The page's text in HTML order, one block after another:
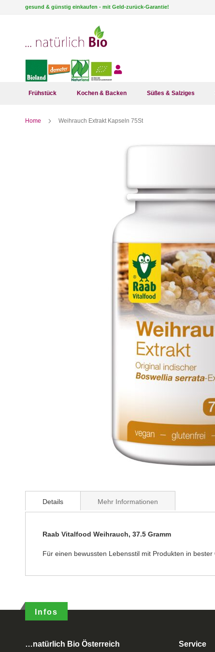
Direkt
gesund & günstig einkaufen - mit Geld-zurück-Garantie!
Frühstück Kochen & Backen Süßes & Salziges
Home Weihrauch Extrakt Kapseln 75St
Details
Raab Vitalfood Weihrauch, 37.5 Gramm
Für einen bewussten Lebensstil mit Produkten in bester
Mehr Informationen
Infos
…natürlich Bio Österreich Service